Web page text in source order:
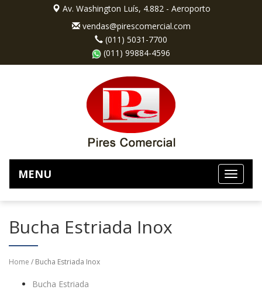
Av. Washington Luís, 4.882 - Aeroporto
vendas@pirescomercial.com
(011) 5031-7700
(011) 99884-4596
MENU
Bucha Estriada Inox
Home / Bucha Estriada Inox
Bucha Estriada